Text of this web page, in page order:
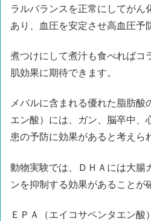
ラルバランスを正常にしてがん
あり、血圧を安定させ高血圧予
煮つけにして煮汁も食べればコ
肌効果に期待できます。
メバルに含まれる優れた脂肪酸
エン酸）には、ガン、脳卒中、
患の予防に効果があると考えら
動物実験では、ＤＨＡには大腸
ンを抑制する効果があることが
ＥＰＡ（エイコサペンタエン酸